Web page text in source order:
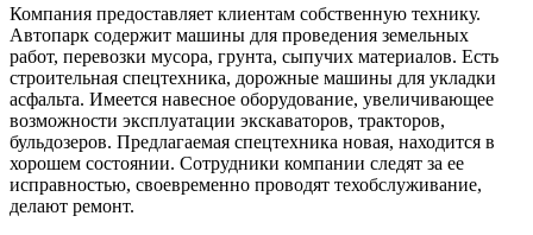
Компания предоставляет клиентам собственную технику.
Автопарк содержит машины для проведения земельных
работ, перевозки мусора, грунта, сыпучих материалов. Есть
строительная спецтехника, дорожные машины для укладки
асфальта. Имеется навесное оборудование, увеличивающее
возможности эксплуатации экскаваторов, тракторов,
бульдозеров. Предлагаемая спецтехника новая, находится в
хорошем состоянии. Сотрудники компании следят за ее
исправностью, своевременно проводят техобслуживание,
делают ремонт.